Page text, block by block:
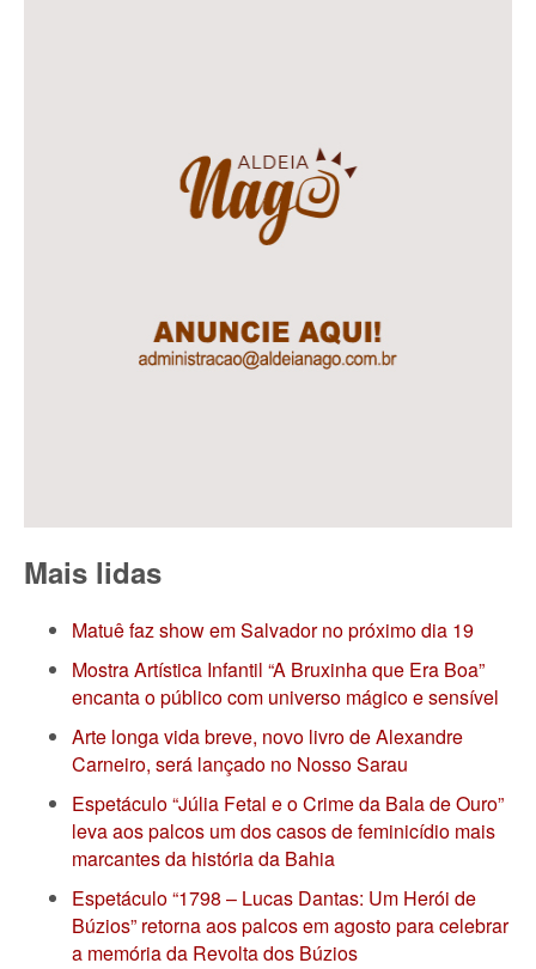
Mais lidas
Matuê faz show em Salvador no próximo dia 19
Mostra Artística Infantil “A Bruxinha que Era Boa”
encanta o público com universo mágico e sensível
Arte longa vida breve, novo livro de Alexandre
Carneiro, será lançado no Nosso Sarau
Espetáculo “Júlia Fetal e o Crime da Bala de Ouro”
leva aos palcos um dos casos de feminicídio mais
marcantes da história da Bahia
Espetáculo “1798 – Lucas Dantas: Um Herói de
Búzios” retorna aos palcos em agosto para celebrar
a memória da Revolta dos Búzios